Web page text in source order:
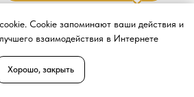
Cookie запоминают ваши действия и
взаимодействия в Интернете
Хорошо, закрыть